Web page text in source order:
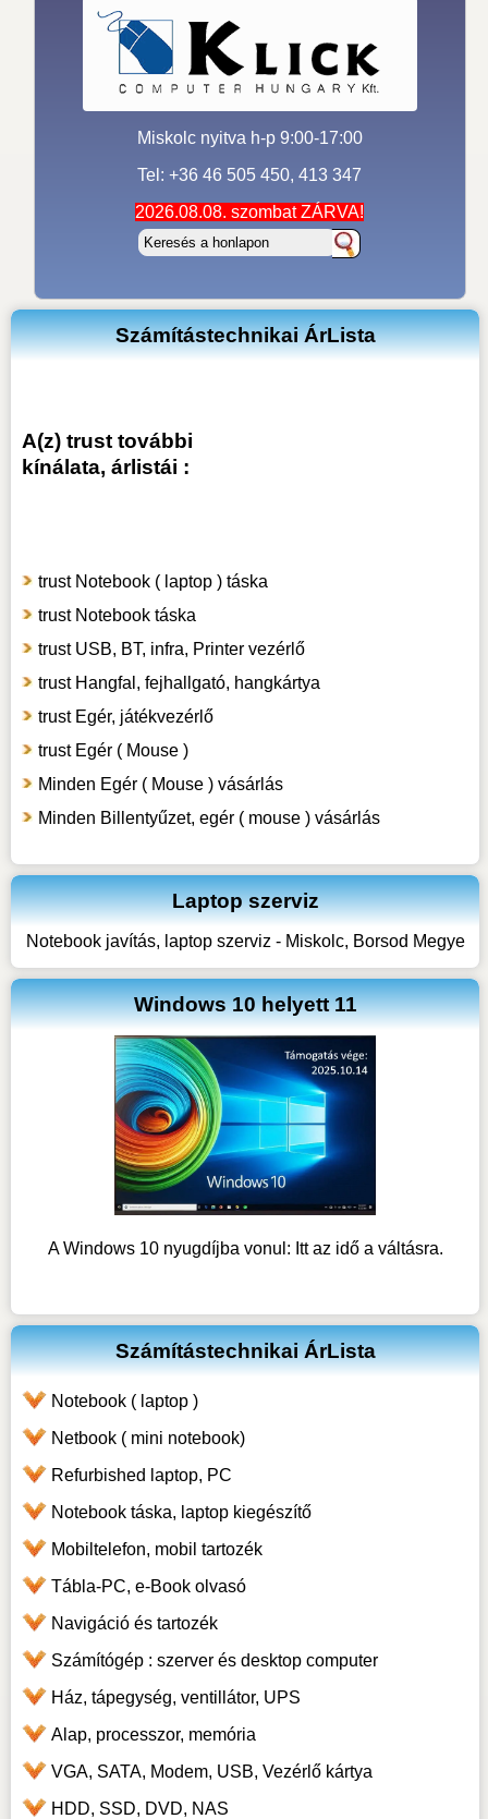
Miskolc nyitva h-p 9:00-17:00
Tel: +36 46 505 450, 413 347
2026.08.08. szombat ZÁRVA!
Számítástechnikai ÁrLista
A(z) trust további
kínálata, árlistái :
trust Notebook ( laptop ) táska
trust Notebook táska
trust USB, BT, infra, Printer vezérlő
trust Hangfal, fejhallgató, hangkártya
trust Egér, játékvezérlő
trust Egér ( Mouse )
Minden Egér ( Mouse ) vásárlás
Minden Billentyűzet, egér ( mouse ) vásárlás
Laptop szerviz
Notebook javítás, laptop szerviz - Miskolc, Borsod Megye
Windows 10 helyett 11
A Windows 10 nyugdíjba vonul: Itt az idő a váltásra.
Számítástechnikai ÁrLista
Notebook ( laptop )
Netbook ( mini notebook)
Refurbished laptop, PC
Notebook táska, laptop kiegészítő
Mobiltelefon, mobil tartozék
Tábla-PC, e-Book olvasó
Navigáció és tartozék
Számítógép : szerver és desktop computer
Ház, tápegység, ventillátor, UPS
Alap, processzor, memória
VGA, SATA, Modem, USB, Vezérlő kártya
HDD, SSD, DVD, NAS